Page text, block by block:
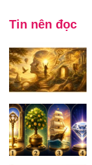
Tin nên đọc